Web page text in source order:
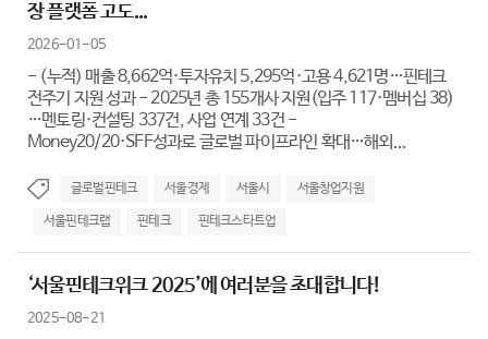
장 플랫폼 고도...
2026-01-05
- (누적) 매출 8,662억·투자유치 5,295억·고용 4,621명…핀테크
전주기 지원 성과 - 2025년 총 155개사 지원(입주 117·멤버십 38)
…멘토링·컨설팅 337건, 사업 연계 33건 -
Money20/20·SFF성과로 글로벌 파이프라인 확대…해외...
글로벌핀테크 서울경제 서울시 서울창업지원
서울핀테크랩 핀테크 핀테크스타트업
‘서울핀테크위크 2025’에 여러분을 초대합니다!
2025-08-21